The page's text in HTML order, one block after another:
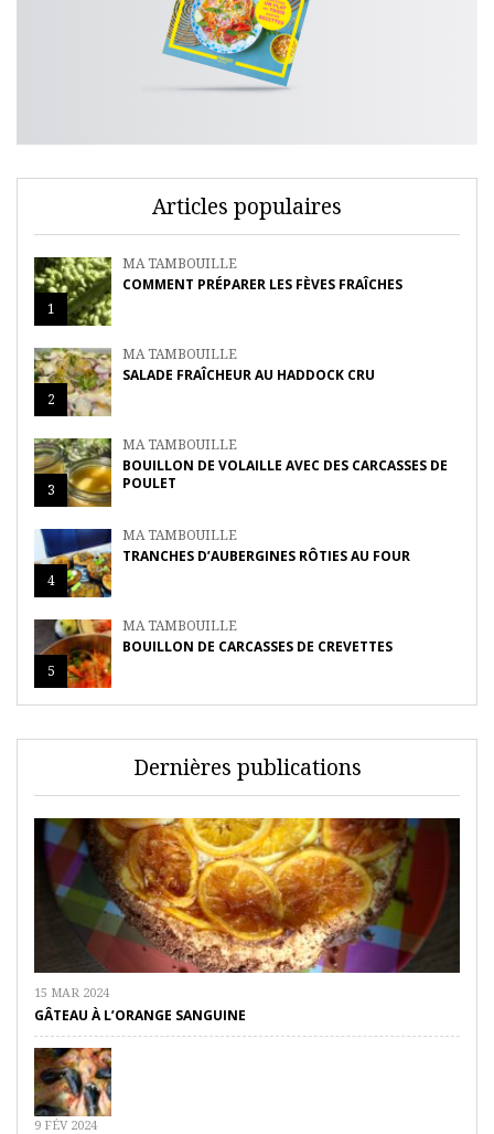
Articles populaires
1
MA TAMBOUILLE
COMMENT PRÉPARER LES FÈVES FRAÎCHES
2
MA TAMBOUILLE
SALADE FRAÎCHEUR AU HADDOCK CRU
3
MA TAMBOUILLE
BOUILLON DE VOLAILLE AVEC DES CARCASSES DE
POULET
4
MA TAMBOUILLE
TRANCHES D’AUBERGINES RÔTIES AU FOUR
5
MA TAMBOUILLE
BOUILLON DE CARCASSES DE CREVETTES
Dernières publications
15 MAR 2024
GÂTEAU À L’ORANGE SANGUINE
9 FÉV 2024